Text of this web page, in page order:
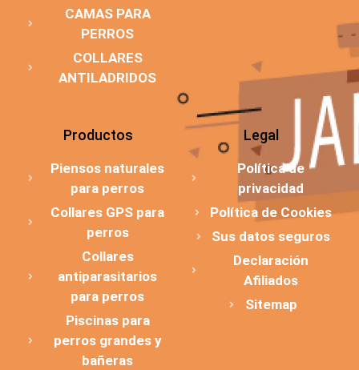
CAMAS PARA
PERROS
COLLARES
ANTILADRIDOS
Productos
Piensos naturales
para perros
Collares GPS para
perros
Collares
antiparasitarios
para perros
Piscinas para
perros grandes y
bañeras
Legal
Política de
privacidad
Política de Cookies
Sus datos seguros
Declaración
Afiliados
Sitemap